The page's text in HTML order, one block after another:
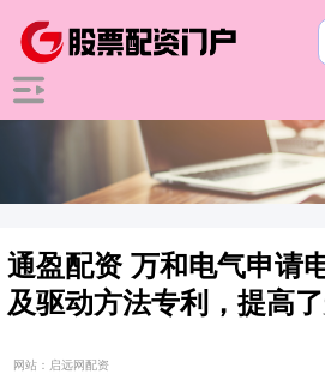
通盈配资 万和电气申请
及驱动方法专利，提高
网站：启远网配资